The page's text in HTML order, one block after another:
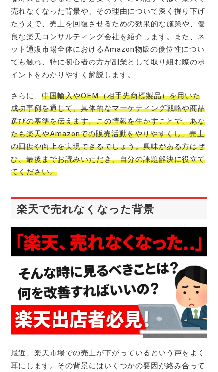
売れなくなった背景や、その理由について深く掘り下げ
たうえで、売上を回復させるための効果的な施策や、優
良な楽天コンサルティング会社を紹介します。また、ネ
ット通販市場全体におけるAmazon物販の優位性につい
ても触れ、特に初心者の方が副業として取り組む際のポ
イントをわかりやすく解説します。
さらに、中国輸入やOEM（相手先商標製品）を用いた
成功事例を通じて、具体的なマーケティング戦略や商品
選びの基準を伝えます。この情報を生かすことで、あな
たも楽天やAmazonでの販売活動をやりやすくし、売上
の回復や向上を実現できるでしょう。興味がある方はぜ
ひ、最後までお読みいただき、自分の課題解決に役立て
てください。
楽天で売れなくなった背景
最近、楽天市場での売上が下がっているという声をよく
耳にします。その背景にはいくつかの要因が絡み合って